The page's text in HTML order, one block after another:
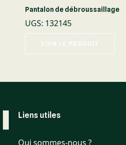
Pantalon de débroussaillage
UGS: 132145
VOIR LE PRODUIT
Liens utiles
Qui sommes-nous ?